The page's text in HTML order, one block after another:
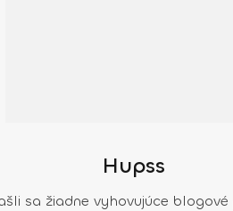
Hupss
sa žiadne vyhovujúce